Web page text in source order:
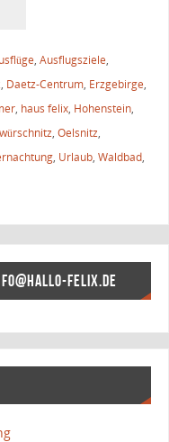
, Ausflugsziele,
, Daetz-Centrum, Erzgebirge,
, haus felix, Hohenstein,
, Oelsnitz,
, Urlaub, Waldbad,
FELIX.DE